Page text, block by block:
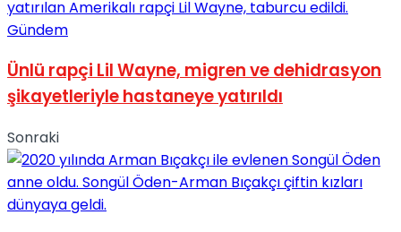
Gündem
Ünlü rapçi Lil Wayne, migren ve dehidrasyon
şikayetleriyle hastaneye yatırıldı
Sonraki